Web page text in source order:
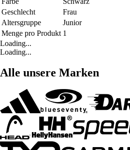
Geschlecht
Frau
Altersgruppe
Junior
Menge pro Produkt 1
Loading...
Loading...
Alle unsere Marken